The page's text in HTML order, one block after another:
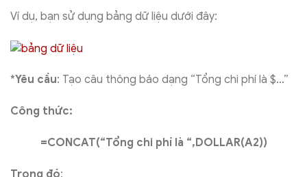
Ví dụ, bạn sử dụng bảng dữ liệu dưới đây:
*Yêu cầu: Tạo câu thông báo dạng “Tổng chi phí là $…”
Công thức:
=CONCAT(“Tổng chi phí là “,DOLLAR(A2))
Trong đó: